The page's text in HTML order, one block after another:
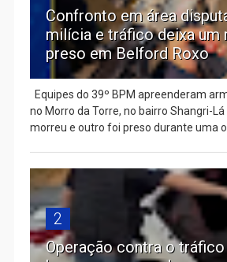
Confronto em área
milícia e tráfico deixa um
preso em Belford Roxo
Equipes do 39º BPM apreenderam
no Morro da Torre, no bairro Shangri-
morreu e outro foi preso durante uma
2
Operação contra o